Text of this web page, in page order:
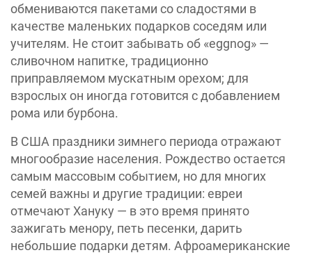
обмениваются пакетами со сладостями в
качестве маленьких подарков соседям или
учителям. Не стоит забывать об «eggnog» —
сливочном напитке, традиционно
приправляемом мускатным орехом; для
взрослых он иногда готовится с добавлением
рома или бурбона.
В США праздники зимнего периода отражают
многообразие населения. Рождество остается
самым массовым событием, но для многих
семей важны и другие традиции: евреи
отмечают Хануку — в это время принято
зажигать менору, петь песенки, дарить
небольшие подарки детям. Афроамериканские